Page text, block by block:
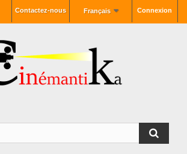
Connexion
Français
Contactez-nous